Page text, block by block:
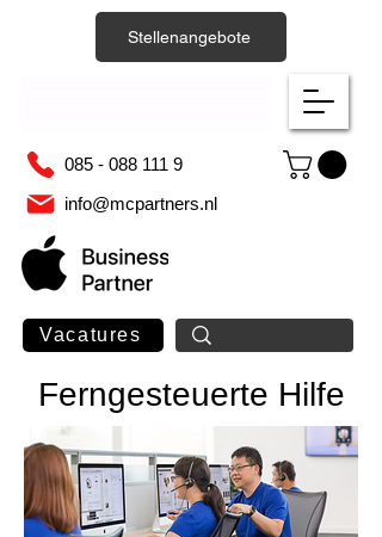
085 - 088 111 9
info@mcpartners.nl
Vacatures
Stellenangebote
Ferngesteuerte Hilfe